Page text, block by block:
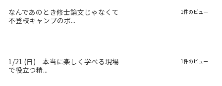
なんであのとき修士論文じゃなくて
不登校キャンプのボ...
1件のビュー
1/21 (日) 本当に楽しく学べる現場
で役立つ精...
1件のビュー